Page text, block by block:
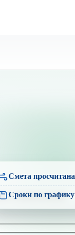
Смета просчитана
Сроки по графику